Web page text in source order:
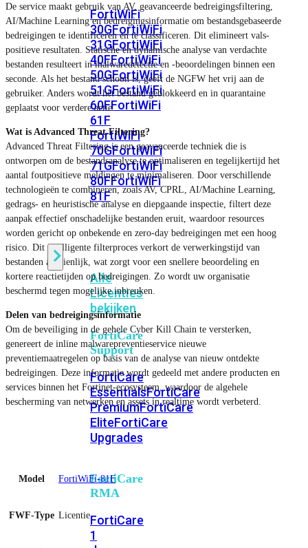
FortiWiFi
30GFortiWiFi
31GFortiWiFi
40FFortiWiFi
50GFortiWiFi
51GFortiWiFi
60FFortiWiFi
61F
FortiWiFi
70GFortiWiFi
71GFortiWiFi
80FFortiWiFi
81F
Licentie
Alle
Licenties
bekijken
FortiCare
Support
FortiCare
EssentialsFortiCare
PremiumFortiCare
EliteFortiCare
Upgrades
FortiCare
RMA
FortiCare
1
De service maakt gebruik van AV, geavanceerde bedreigingsfiltering,
AI/Machine Learning en bedreigingsinformatie om bestandsgebaseerde
bedreigingen te identificeren en te classificeren. Dit elimineert vals-
positieve resultaten. Statische en dynamische analyse van verdachte
bestanden resulteert in malwaredetectie en -beoordelingen binnen een
seconde. Als het bestand schoon is, geeft de NGFW het vrij aan de
gebruiker. Anders wordt het bestand geblokkeerd en in quarantaine
geplaatst voor verdere actie.
Wat is Advanced Threat Filtering?
Advanced Threat Filtering is een geavanceerde techniek die is
ontworpen om de bestandsanalyse te optimaliseren en tegelijkertijd het
aantal foutpositieve meldingen te minimaliseren. Door verschillende
technologieën te combineren, zoals AV, CPRL, AI/Machine Learning,
gedrags- en heuristische analyse en diepgaande inspectie, filtert deze
aanpak effectief onschadelijke bestanden eruit, waardoor resources
worden gericht op onbekende en zero-day bedreigingen met een hoog
risico. Dit intelligente filterproces verkort de verwerkingstijd van
bestanden aanzienlijk, wat zorgt voor een snellere beoordeling en
kortere reactietijden op bedreigingen. Zo wordt uw organisatie
beschermd tegen mogelijke inbreuken.
Delen van bedreigingsinformatie
Om de beveiliging in de gehele Cyber ​​Kill Chain te versterken,
genereert de inline malwarepreventieservice nieuwe
preventiemaatregelen op basis van de analyse van nieuw ontdekte
bedreigingen. Deze informatie wordt gedeeld met andere producten en
services binnen het Fortinet-ecosysteem, waardoor de algehele
bescherming van netwerken en assets in realtime wordt verbeterd.
Model FortiWiFi-81F
FWF-Type Licentie